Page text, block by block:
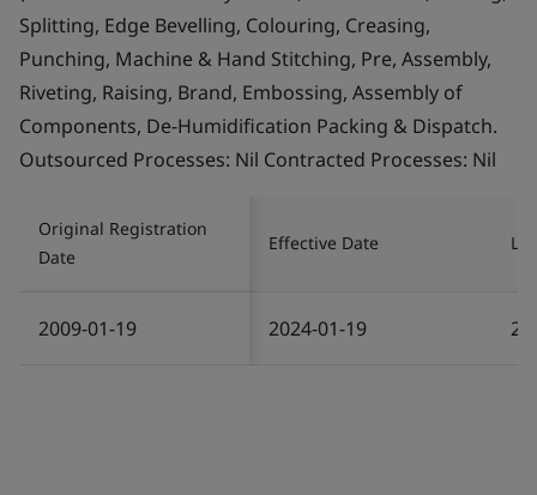
Splitting, Edge Bevelling, Colouring, Creasing,
Punching, Machine & Hand Stitching, Pre, Assembly,
Riveting, Raising, Brand, Embossing, Assembly of
Components, De-Humidification Packing & Dispatch.
Outsourced Processes: Nil Contracted Processes: Nil
Original Registration
Date
Effective Date
2009-01-19 2024-01-19